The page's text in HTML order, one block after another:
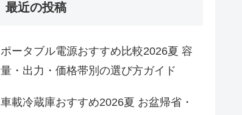
最近の投稿
ポータブル電源おすすめ比較2026夏 容
量・出力・価格帯別の選び方ガイド
車載冷蔵庫おすすめ2026夏 お盆帰省・